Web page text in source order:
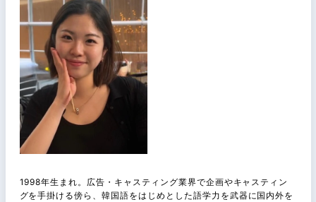
1998年生まれ。広告・キャスティング業界で企画やキャスティン
グを手掛ける傍ら、韓国語をはじめとした語学力を武器に国内外を